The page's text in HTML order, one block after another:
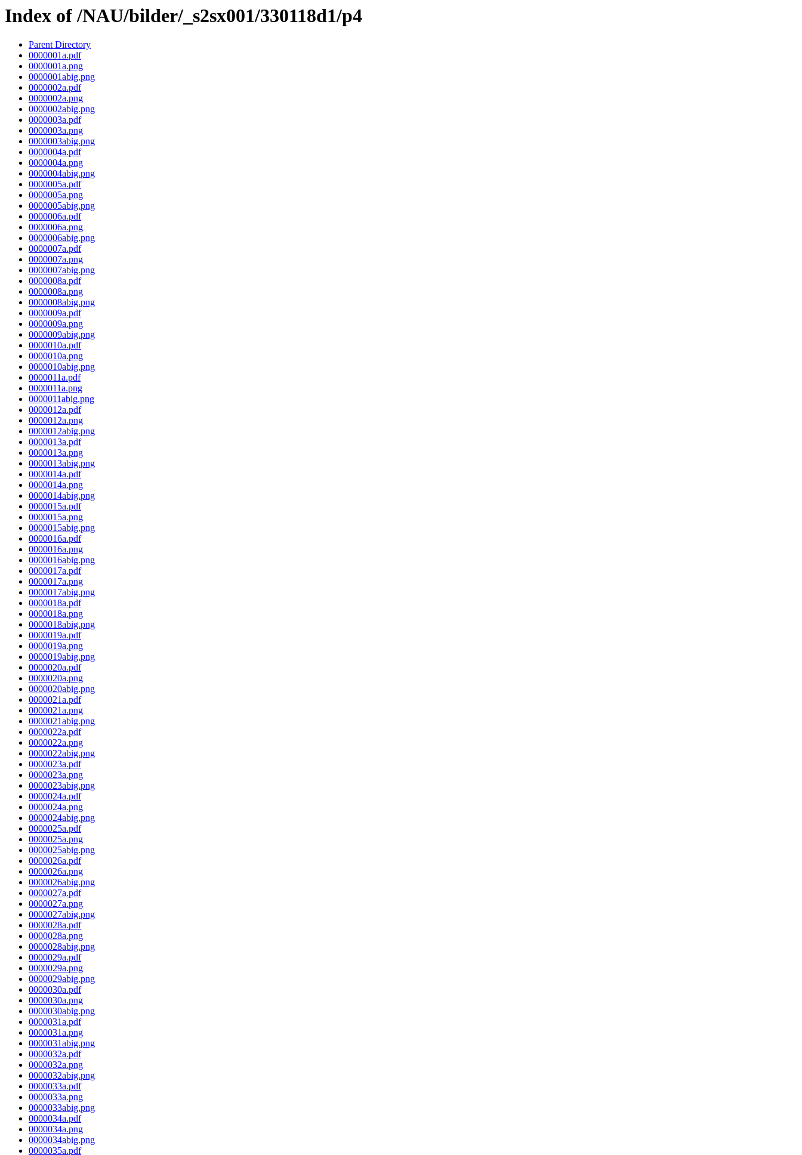
Index of /NAU/bilder/_s2sx001/330118d1/p4
Parent Directory
0000001a.pdf
0000001a.png
0000001abig.png
0000002a.pdf
0000002a.png
0000002abig.png
0000003a.pdf
0000003a.png
0000003abig.png
0000004a.pdf
0000004a.png
0000004abig.png
0000005a.pdf
0000005a.png
0000005abig.png
0000006a.pdf
0000006a.png
0000006abig.png
0000007a.pdf
0000007a.png
0000007abig.png
0000008a.pdf
0000008a.png
0000008abig.png
0000009a.pdf
0000009a.png
0000009abig.png
0000010a.pdf
0000010a.png
0000010abig.png
0000011a.pdf
0000011a.png
0000011abig.png
0000012a.pdf
0000012a.png
0000012abig.png
0000013a.pdf
0000013a.png
0000013abig.png
0000014a.pdf
0000014a.png
0000014abig.png
0000015a.pdf
0000015a.png
0000015abig.png
0000016a.pdf
0000016a.png
0000016abig.png
0000017a.pdf
0000017a.png
0000017abig.png
0000018a.pdf
0000018a.png
0000018abig.png
0000019a.pdf
0000019a.png
0000019abig.png
0000020a.pdf
0000020a.png
0000020abig.png
0000021a.pdf
0000021a.png
0000021abig.png
0000022a.pdf
0000022a.png
0000022abig.png
0000023a.pdf
0000023a.png
0000023abig.png
0000024a.pdf
0000024a.png
0000024abig.png
0000025a.pdf
0000025a.png
0000025abig.png
0000026a.pdf
0000026a.png
0000026abig.png
0000027a.pdf
0000027a.png
0000027abig.png
0000028a.pdf
0000028a.png
0000028abig.png
0000029a.pdf
0000029a.png
0000029abig.png
0000030a.pdf
0000030a.png
0000030abig.png
0000031a.pdf
0000031a.png
0000031abig.png
0000032a.pdf
0000032a.png
0000032abig.png
0000033a.pdf
0000033a.png
0000033abig.png
0000034a.pdf
0000034a.png
0000034abig.png
0000035a.pdf